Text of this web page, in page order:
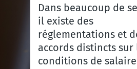
Dans beaucoup de
il existe des
réglementations et
accords distincts sur
conditions de